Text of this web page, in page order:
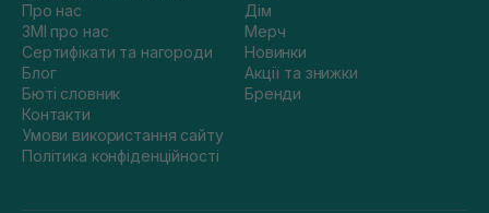
Про нас
ЗМІ про нас
Сертифікати та нагороди
Блог
Бюті словник
Контакти
Умови використання сайту
Політика конфіденційності
Дім
Мерч
Новинки
Акції та знижки
Бренди